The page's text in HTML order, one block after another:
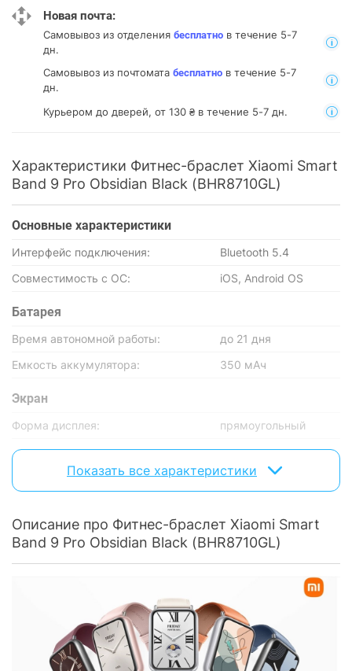
Новая почта:
Самовывоз из отделения бесплатно в течение 5-7
дн.
Самовывоз из почтомата бесплатно в течение 5-7
дн.
Курьером до дверей, от 130 ₴ в течение 5-7 дн.
Характеристики Фитнес-браслет Xiaomi Smart
Band 9 Pro Obsidian Black (BHR8710GL)
Основные характеристики
Интерфейс подключения:
Bluetooth 5.4
Совместимость с ОС:
iOS, Android OS
Батарея
Время автономной работы:
до 21 дня
Емкость аккумулятора:
350 мАч
Экран
Форма дисплея:
прямоугольный
Диагональ экрана:
1.74"
Тип матрицы:
AMOLED
Датчик насыщения крови
кислородом:
есть
есть
есть
Акселерометр:
есть
Показать все характеристики
Описание про Фитнес-браслет Xiaomi Smart
Band 9 Pro Obsidian Black (BHR8710GL)